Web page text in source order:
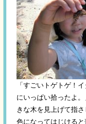
「すごいトゲトゲ！
にいっぱい拾ったよ
きな木を見上げて指
色になってはじける